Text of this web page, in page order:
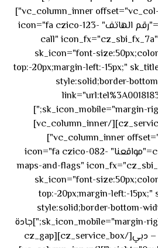
[vc_row_inner][vc_column_inner offset="vc_col-md-4"]
[cz_service_box title="رقم الهاتف" icon="fa czico-123-
call"
sk_icon="font-
top:-20px;margin-left:-15px;"
style:solid;border-
sk_icon_mobile="margin-
[/cz_service_box][/vc_column_inner]
[vc_column_inner offset="vc_col-md-4"]
[cz_service_box title="مواقعنا" icon="fa czico-082-
maps-and-flags"
sk_icon="font-
top:-20px;margin-left:-15px;"
style:solid;border-bottom-
sk_icon_mobile="margin-right:0px;margin-left:0px;"]جادة
الشيخ محمد بن راشد – دبي[/cz_service_box][cz_gap